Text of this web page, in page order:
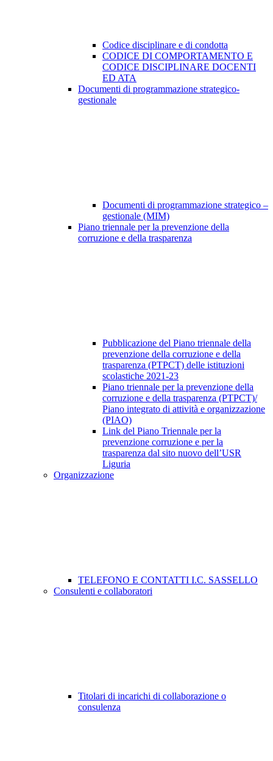
Codice disciplinare e di condotta
CODICE DI COMPORTAMENTO E
CODICE DISCIPLINARE DOCENTI
ED ATA
Documenti di programmazione strategico-
gestionale
Documenti di programmazione strategico –
gestionale (MIM)
Piano triennale per la prevenzione della
corruzione e della trasparenza
Pubblicazione del Piano triennale della
prevenzione della corruzione e della
trasparenza (PTPCT) delle istituzioni
scolastiche 2021-23
Piano triennale per la prevenzione della
corruzione e della trasparenza (PTPCT)/
Piano integrato di attività e organizzazione
(PIAO)
Link del Piano Triennale per la
prevenzione corruzione e per la
trasparenza dal sito nuovo dell’USR
Liguria
Organizzazione
TELEFONO E CONTATTI I.C. SASSELLO
Consulenti e collaboratori
Titolari di incarichi di collaborazione o
consulenza